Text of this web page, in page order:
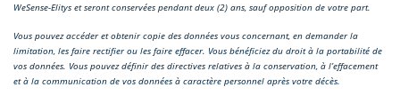
WeSense-Elitys et seront conservées pendant deux (2) ans, sauf opposition de votre part.
Vous pouvez accéder et obtenir copie des données vous concernant, en demander la
limitation, les faire rectifier ou les faire effacer. Vous bénéficiez du droit à la portabilité de
vos données. Vous pouvez définir des directives relatives à la conservation, à l’effacement
et à la communication de vos données à caractère personnel après votre décès.